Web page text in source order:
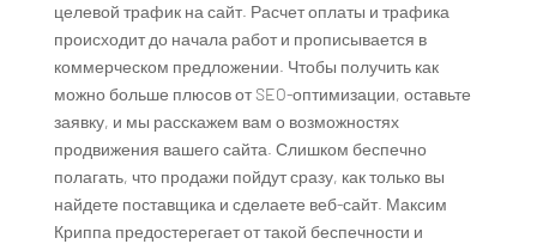
целевой трафик на сайт. Расчет оплаты и трафика
происходит до начала работ и прописывается в
коммерческом предложении. Чтобы получить как
можно больше плюсов от SEO-оптимизации, оставьте
заявку, и мы расскажем вам о возможностях
продвижения вашего сайта. Слишком беспечно
полагать, что продажи пойдут сразу, как только вы
найдете поставщика и сделаете веб-сайт. Максим
Криппа предостерегает от такой беспечности и